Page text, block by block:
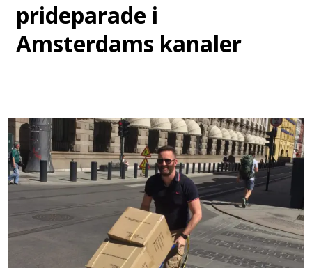
prideparade i
Amsterdams kanaler